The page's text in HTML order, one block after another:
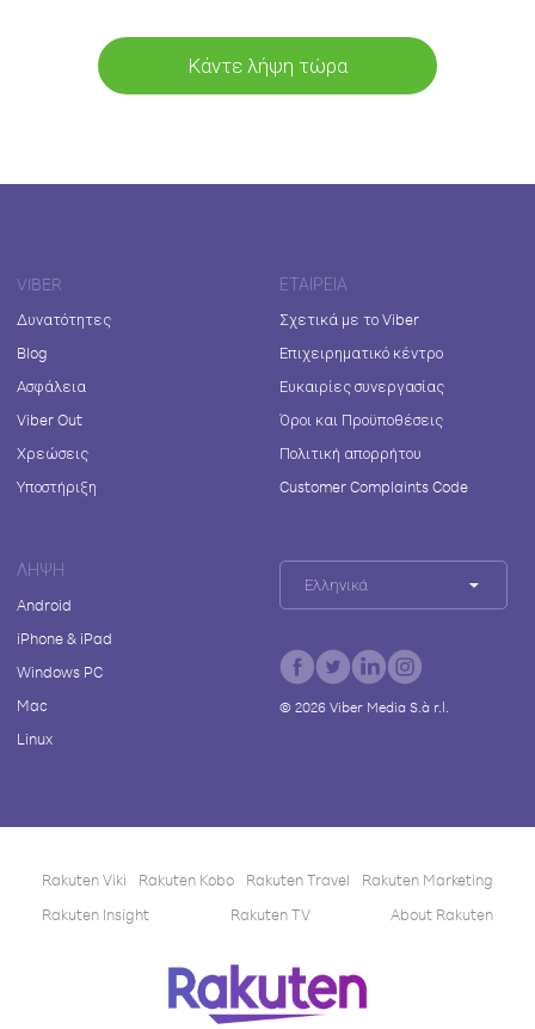
Κάντε λήψη τώρα
VIBER
Δυνατότητες
Blog
Ασφάλεια
Viber Out
Χρεώσεις
Υποστήριξη
ΕΤΑΙΡΕΊΑ
Σχετικά με το Viber
Επιχειρηματικό κέντρο
Ευκαιρίες συνεργασίας
Όροι και Προϋποθέσεις
Πολιτική απορρήτου
Customer Complaints Code
ΛΉΨΗ
Android
iPhone & iPad
Windows PC
Mac
Linux
Ελληνικά
© 2026Viber Media S.à r.l.
Rakuten Viki Rakuten Kobo Rakuten Travel
Rakuten Marketing
Rakuten Insight
Rakuten TV About Rakuten